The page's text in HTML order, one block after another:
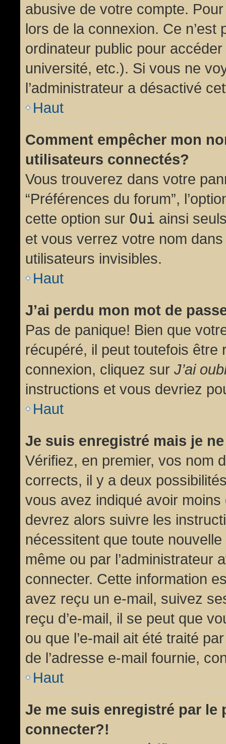
abusive de votre compte.
lors de la connexion. Ce
ordinateur public pour
université, etc.). Si vous ne
l’administrateur a désactivé
Haut
Comment empêcher mon
utilisateurs connectés?
Vous trouverez dans votre
“Préférences du forum”,
cette option sur Oui ainsi
et vous verrez votre nom
utilisateurs invisibles.
Haut
J’ai perdu mon mot de
Pas de panique! Bien que
récupéré, il peut toutefois être
connexion, cliquez sur J’ai
instructions et vous devriez
Haut
Je suis enregistré mais je
Vérifiez, en premier, vos nom
corrects, il y a deux
vous avez indiqué avoir
devrez alors suivre les
nécessitent que toute
même ou par l’administrateur
connecter. Cette information
avez reçu un e-mail, suivez
reçu d’e-mail, il se peut que
ou que l’e-mail ait été traité
de l’adresse e-mail fournie,
Haut
Je me suis enregistré par le
connecter?!